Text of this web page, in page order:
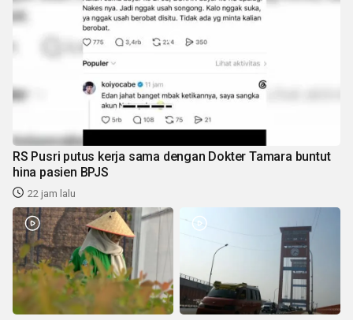
RS Pusri putus kerja sama dengan Dokter Tamara buntut
hina pasien BPJS
22 jam lalu